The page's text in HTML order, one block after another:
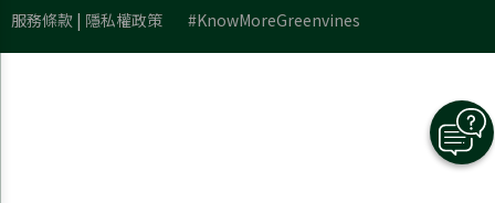
服務條款 | 隱私權政策 #KnowMoreGreenvines